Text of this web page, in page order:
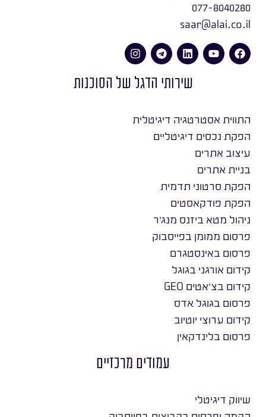
077-8040280
saar@alai.co.il
שירותי הדגל של הסוכנות
התווית אסטרטגיה דיגיטלית
הפקת נכסים דיגיטליים
עיצוב אתרים
בניית אתרים
הפקת סרטוני תדמית
הפקת פודקאסטים
ניהול מטא ביזנס מנג׳ר
פרסום ממומן בפייסבוק
פרסום באינסטגרם
קידום אורגני בגוגל
קידום בצ׳אטים GEO
פרסום בגוגל אדס
קידום ערוצי יוטיוב
פרסום בלינדקאין
עמודים מרכזיים
שיווק דיגיטלי